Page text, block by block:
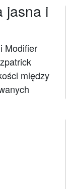
jasna i
Modifier
między